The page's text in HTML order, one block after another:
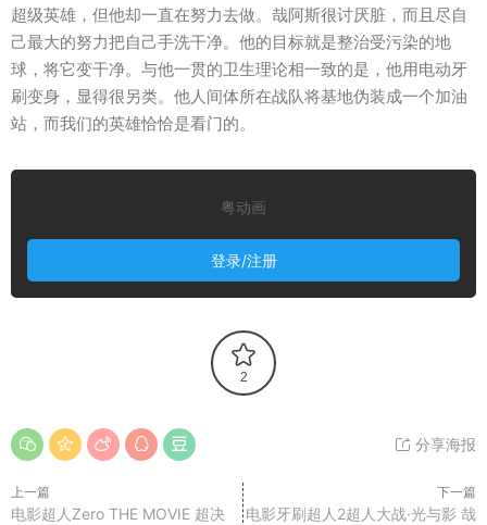
超级英雄，但他却一直在努力去做。哉阿斯很讨厌脏，而且尽自
己最大的努力把自己手洗干净。他的目标就是整治受污染的地
球，将它变干净。与他一贯的卫生理论相一致的是，他用电动牙
刷变身，显得很另类。他人间体所在战队将基地伪装成一个加油
站，而我们的英雄恰恰是看门的。
粤动画
登录/注册
2
分享海报
上一篇
电影超人Zero THE MOVIE 超决
下一篇
电影牙刷超人2超人大战·光与影 哉